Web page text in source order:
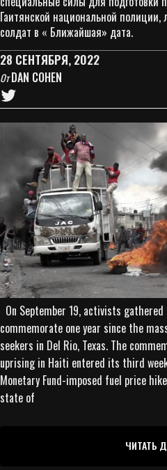
Гаитянской национальной полиции,
солдат в « Ближайшая» дата.
28 СЕНТЯБРЯ, 2022
ОтDAN COHEN
On September 19, activists
commemorate one year since the
seekers in Del Rio, Texas. The
uprising in Haiti entered its third
Monetary Fund-imposed fuel price
state of
ЧИТАТЬ